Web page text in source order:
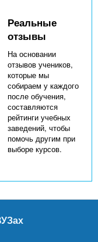
Реальные
отзывы
На основании
отзывов учеников,
которые мы
собираем у каждого
после обучения,
составляются
рейтинги учебных
заведений, чтобы
помочь другим при
выборе курсов.